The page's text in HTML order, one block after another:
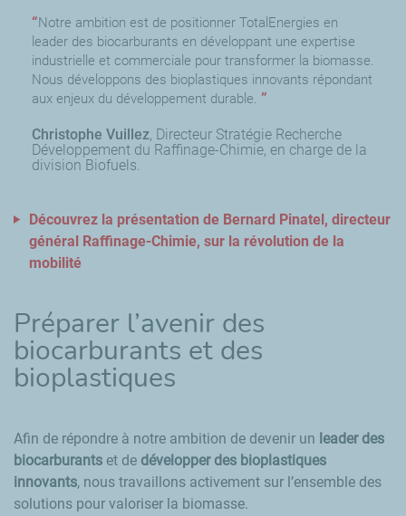
Notre ambition est de positionner TotalEnergies en
leader des biocarburants en développant une expertise
industrielle et commerciale pour transformer la biomasse.
Nous développons des bioplastiques innovants répondant
aux enjeux du développement durable.
Christophe Vuillez Directeur Stratégie Recherche
Développement du Raffinage-Chimie, en charge de la
division Biofuels.
Découvrez la présentation de Bernard Pinatel, directeur
général Raffinage-Chimie, sur la révolution de la
mobilité
Préparer l’avenir des
biocarburants et des
bioplastiques
Afin de répondre à notre ambition de devenir un leader des
biocarburants et de développer des bioplastiques
innovants, nous travaillons activement sur l’ensemble des
solutions pour valoriser la biomasse.